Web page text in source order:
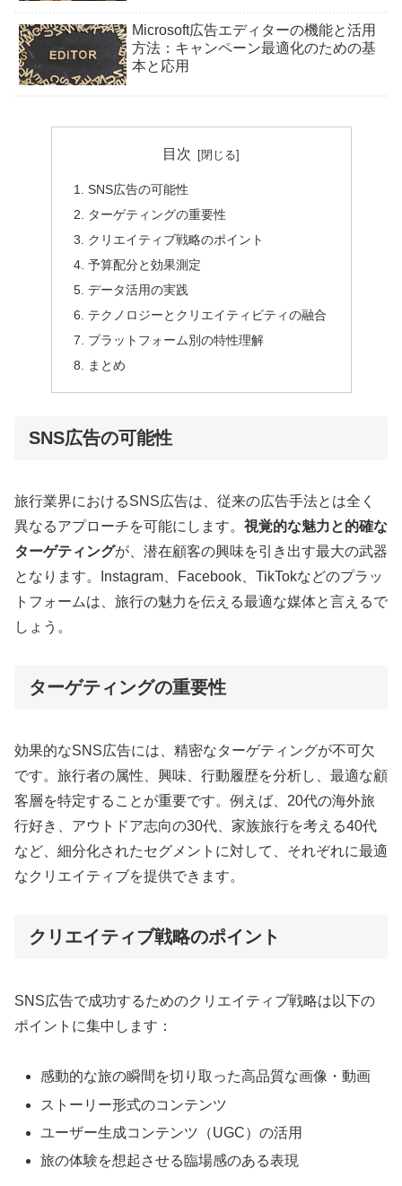
Microsoft広告エディターの機能と活用
方法：キャンペーン最適化のための基
本と応用
目次
SNS広告の可能性
ターゲティングの重要性
クリエイティブ戦略のポイント
予算配分と効果測定
データ活用の実践
テクノロジーとクリエイティビティの融合
プラットフォーム別の特性理解
まとめ
SNS広告の可能性
旅行業界におけるSNS広告は、従来の広告手法とは全く
異なるアプローチを可能にします。 視覚的な魅力と的確な
ターゲティングが、潜在顧客の興味を引き出す最大の武器
となります。Instagram、Facebook、TikTokなどのプラッ
トフォームは、旅行の魅力を伝える最適な媒体と言えるで
しょう。
ターゲティングの重要性
効果的なSNS広告には、精密なターゲティングが不可欠
です。旅行者の属性、興味、行動履歴を分析し、最適な顧
客層を特定することが重要です。例えば、20代の海外旅
行好き、アウトドア志向の30代、家族旅行を考える40代
など、細分化されたセグメントに対して、それぞれに最適
なクリエイティブを提供できます。
クリエイティブ戦略のポイント
SNS広告で成功するためのクリエイティブ戦略は以下の
ポイントに集中します：
感動的な旅の瞬間を切り取った高品質な画像・動画
ストーリー形式のコンテンツ
ユーザー生成コンテンツ（UGC）の活用
旅の体験を想起させる臨場感のある表現